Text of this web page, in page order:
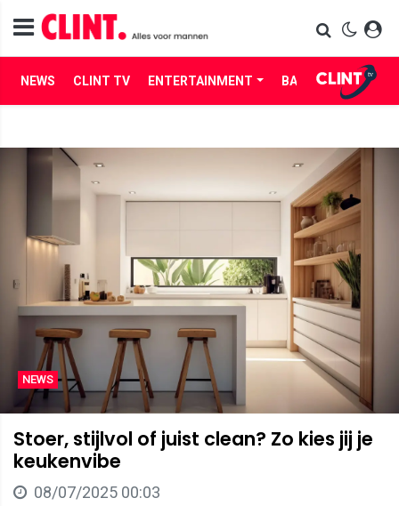
NEWS CLINT TV ENTERTAINMENT BABES LIFE
NEWS
Stoer, stijlvol of juist clean? Zo kies jij je
keukenvibe
08/07/2025 00:03